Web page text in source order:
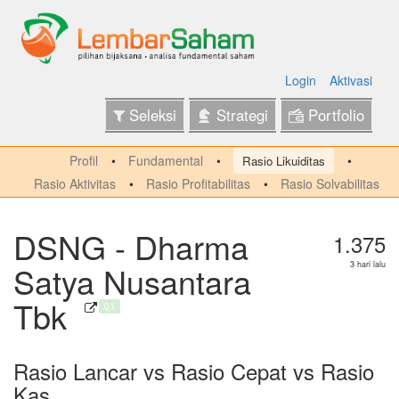
Login Aktivasi
Seleksi Strategi Portfolio
Profil Fundamental Rasio Likuiditas
Rasio Aktivitas Rasio Profitabilitas Rasio Solvabilitas
DSNG - Dharma
Satya Nusantara
Tbk Q1
1.375
3 hari lalu
Rasio Lancar vs Rasio Cepat vs Rasio